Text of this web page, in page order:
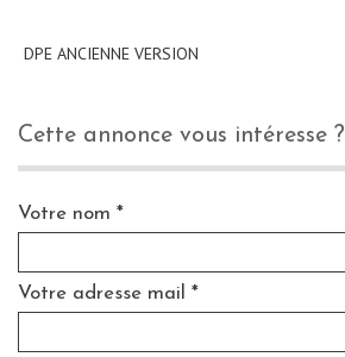
DPE ANCIENNE VERSION
cette annonce vous intéresse ?
Votre nom *
Votre adresse mail *